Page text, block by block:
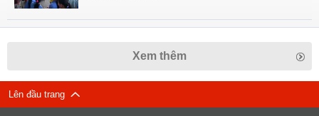
Xem thêm
Lên đầu trang